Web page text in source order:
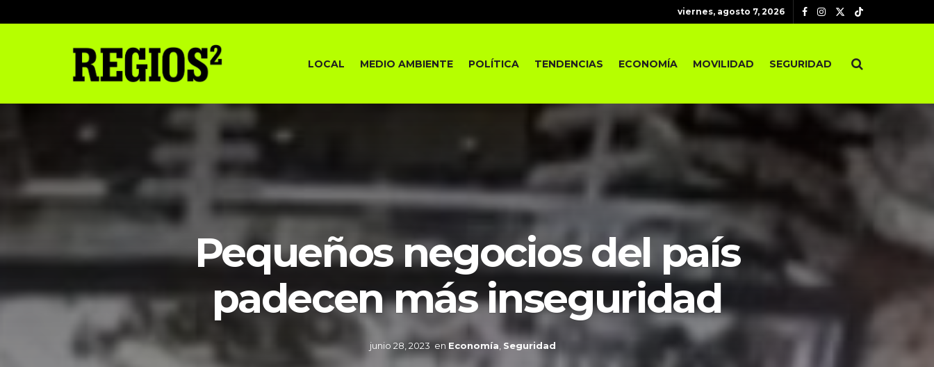
viernes, agosto 7, 2026
LOCAL MEDIO AMBIENTE POLÍTICA TENDENCIAS ECONOMÍA MOVILIDAD SEGURIDAD
Pequeños negocios del país
padecen más inseguridad
junio 28, 2023 en Economía Seguridad